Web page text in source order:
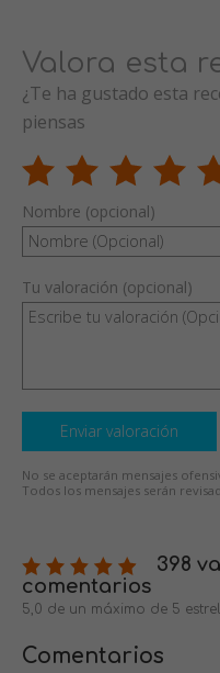
Valora esta
¿Te ha gustado esta
piensas
Nombre (opcional)
Tu valoración (opcional)
Enviar valoración
No se aceptarán mensajes
Todos los mensajes serán
398
comentarios
5,0 de un máximo de 5
Comentarios